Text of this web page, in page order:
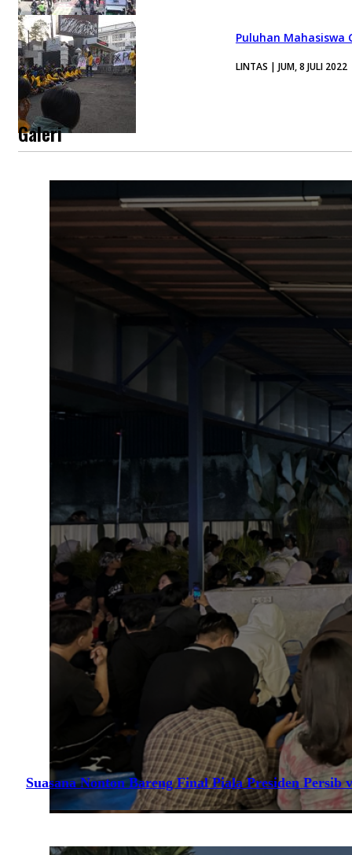
Puluhan Mahasiswa
LINTAS | JUM, 8 JULI 2022
Galeri
Suasana Nonton Bareng Final Piala Presiden Persib